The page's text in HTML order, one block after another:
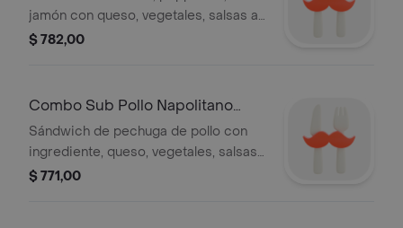
jamón con queso, vegetales, salsas a
elección + bebida 500ml +
$ 782,00
Combo Sub Pollo Napolitano
30cm
Sándwich de pechuga de pollo con
ingrediente, queso, vegetales, salsas
a elección + bebida 500ml +
$ 771,00